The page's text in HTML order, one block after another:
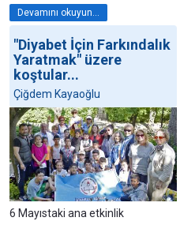
Devamını okuyun...
"Diyabet İçin Farkındalık
Yaratmak" üzere
koştular...
Çiğdem Kayaoğlu
6 Mayıstaki ana etkinlik